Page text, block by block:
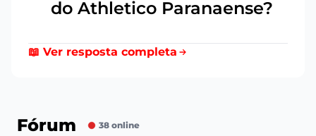
do Athletico Paranaense?
📖 Ver resposta completa
Fórum 38 online